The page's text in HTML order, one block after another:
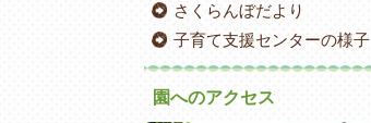
さくらんぼだより
子育て支援センターの様子
園へのアクセス